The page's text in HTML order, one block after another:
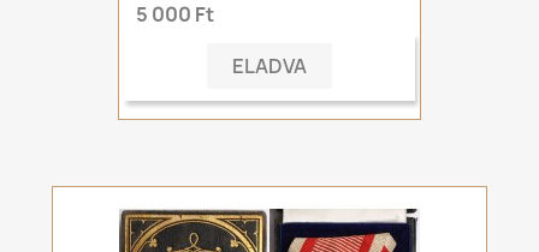
5 000 Ft
ELADVA